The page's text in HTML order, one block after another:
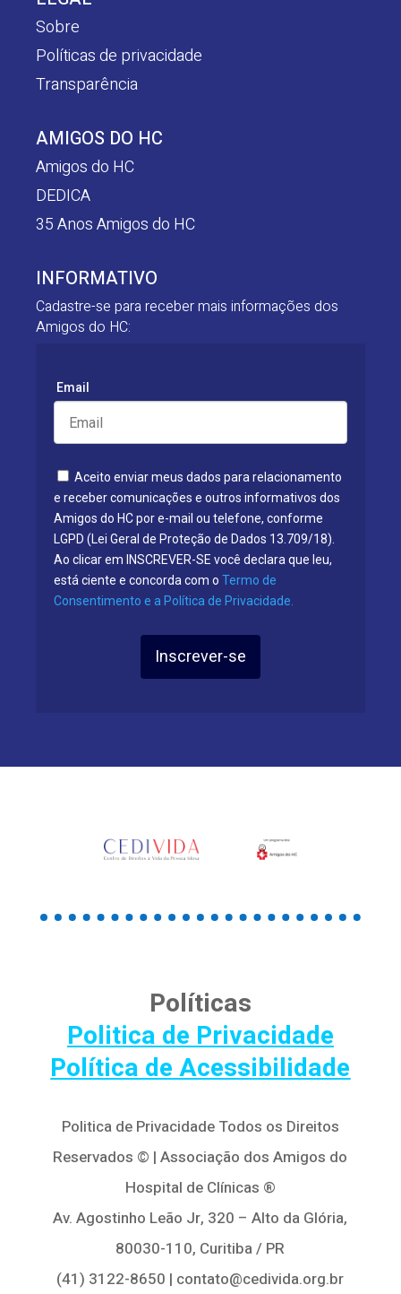
Sobre
Políticas de privacidade
Transparência
AMIGOS DO HC
Amigos do HC
DEDICA
35 Anos Amigos do HC
INFORMATIVO
Cadastre-se para receber mais informações dos
Amigos do HC:
Email
Aceito enviar meus dados para relacionamento
e receber comunicações e outros informativos dos
Amigos do HC por e-mail ou telefone, conforme
LGPD (Lei Geral de Proteção de Dados 13.709/18).
Ao clicar em INSCREVER-SE você declara que leu,
está ciente e concorda com o Termo de
Consentimento e a Política de Privacidade.
Inscrever-se
Políticas
Politica de Privacidade
Política de Acessibilidade
Politica de Privacidade Todos os Direitos
Reservados © | Associação dos Amigos do
Hospital de Clínicas ®
Av. Agostinho Leão Jr, 320 – Alto da Glória,
80030-110, Curitiba / PR
(41) 3122-8650 | contato@cedivida.org.br